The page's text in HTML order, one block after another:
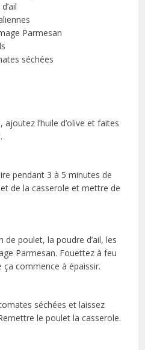
Parmesan
séchées
l’huile d’olive et faites
pendant 3 à 5 minutes de
de la casserole et mettre de
poulet, la poudre d’ail, les
Parmesan. Fouettez à feu
ça commence à épaissir.
séchées et laissez
le poulet la casserole.